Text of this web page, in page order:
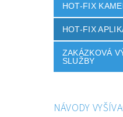
HOT-FIX
HOT-FIX
ZAKÁZKOVÁ
SLUŽBY
NÁVODY